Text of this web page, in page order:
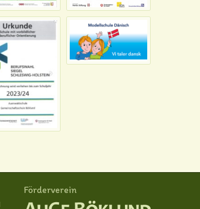
Förderverein